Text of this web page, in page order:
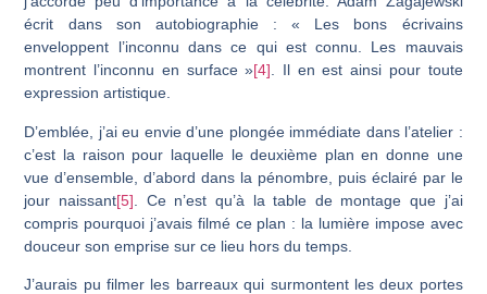
écrit dans son autobiographie : « Les bons écrivains
enveloppent l’in­connu dans ce qui est connu. Les mauvais
montrent l’inconnu en surface »[4] . Il en est ainsi pour toute
expression artistique.
D’emblée, j’ai eu envie d’une plongée immédiate dans l’atelier :
c’est la raison pour laquelle le deuxième plan en donne une
vue d’ensemble, d’abord dans la pénom­bre, puis éclairé par le
jour naissant[5] . Ce n’est qu’à la table de montage que j’ai
compris pourquoi j’avais filmé ce plan : la lumière impose avec
douceur son emprise sur ce lieu hors du temps.
J’aurais pu filmer les barreaux qui surmontent les deux portes